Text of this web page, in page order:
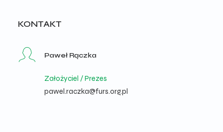
KONTAKT
Paweł Rączka
Założyciel / Prezes
pawel.raczka@furs.org.pl